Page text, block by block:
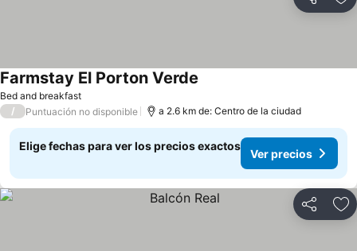
Compartir
Bed and breakfast
Farmstay El Porton Verde
/ Puntuación no disponible a 2.6 km de: Centro de la ciudad
Elige fechas para ver los precios exactos
Ver precios
Compartir